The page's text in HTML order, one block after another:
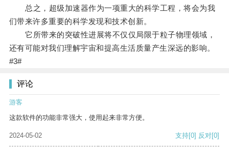
总之，超级加速器作为一项重大的科学工程，将会为我
们带来许多重要的科学发现和技术创新。
它所带来的突破性进展将不仅仅局限于粒子物理领域，
还有可能对我们理解宇宙和提高生活质量产生深远的影响。
#3#
评论
游客
这款软件的功能非常强大，使用起来非常方便。
2024-05-02 支持[0] 反对[0]